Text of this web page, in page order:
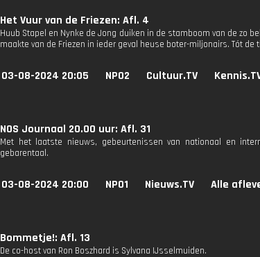
Het Vuur van de Friezen: Afl. 4
Huub Stapel en Nynke de Jong duiken in de stamboom van de zo
maakte van de Friezen in ieder geval heuse boter-miljonairs. Tót de
03-08-2024 20:05 NPO2 Cultuur.TV
NOS Journaal 20.00 uur: Afl. 31
Met het laatste nieuws, gebeurtenissen van nationaal en
gebarentaal.
03-08-2024 20:00 NPO1 Nieuws.TV Alle
Bommetje!: Afl. 13
De co-host van Ron Boszhard is Sylvana IJsselmuiden.